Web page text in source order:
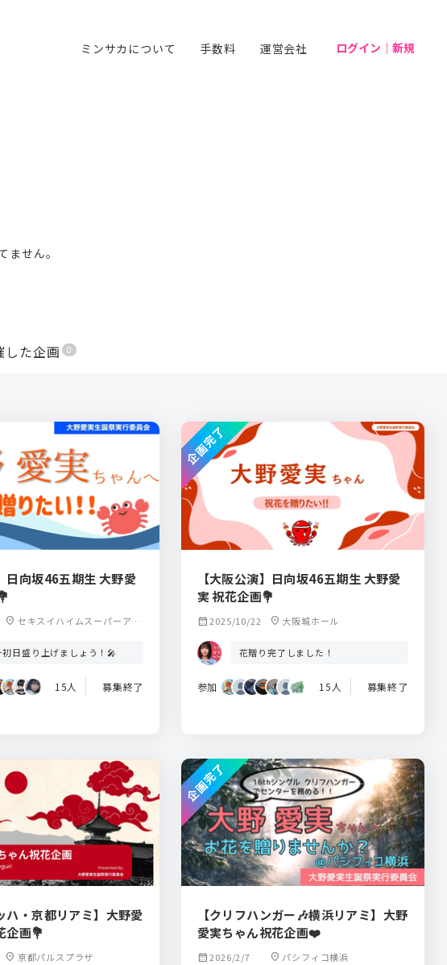
ミンサカについて 手数料 運営会社 ログイン｜新規
せん。
した企画 0
日向坂46五期生 大野愛
location_on セキスイハイムスーパーアリ
初日盛り上げましょう！🎤
15人 募集終了
【大阪公演】日向坂46五期生 大野愛
実 祝花企画💐
calendar_month2025/10/22 location_on 大阪城ホール
花贈り完了しました！
参加 15人 募集終了
企画完了
ハ・京都リアミ】大野愛
企画💐
location_on 京都パルスプラザ
【クリフハンガー🎶横浜リアミ】大野
愛実ちゃん祝花企画❤️
calendar_month2026/2/7 location_on パシフィコ横浜
企画完了